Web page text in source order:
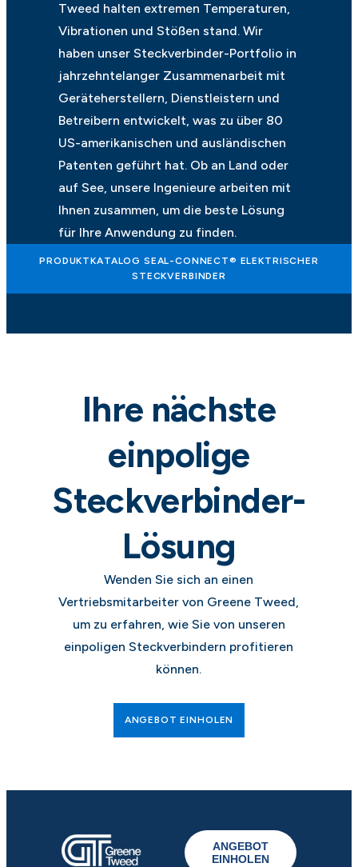
Tweed halten extremen Temperaturen,
Vibrationen und Stößen stand. Wir
haben unser Steckverbinder-Portfolio in
jahrzehntelanger Zusammenarbeit mit
Geräteherstellern, Dienstleistern und
Betreibern entwickelt, was zu über 80
US-amerikanischen und ausländischen
Patenten geführt hat. Ob an Land oder
auf See, unsere Ingenieure arbeiten mit
Ihnen zusammen, um die beste Lösung
für Ihre Anwendung zu finden.
PRODUKTKATALOG SEAL-CONNECT® ELEKTRISCHER
STECKVERBINDER
Ihre nächste
einpolige
Steckverbinder-
Lösung
Wenden Sie sich an einen
Vertriebsmitarbeiter von Greene Tweed,
um zu erfahren, wie Sie von unseren
einpoligen Steckverbindern profitieren
können.
ANGEBOT EINHOLEN
ANGEBOT
EINHOLEN